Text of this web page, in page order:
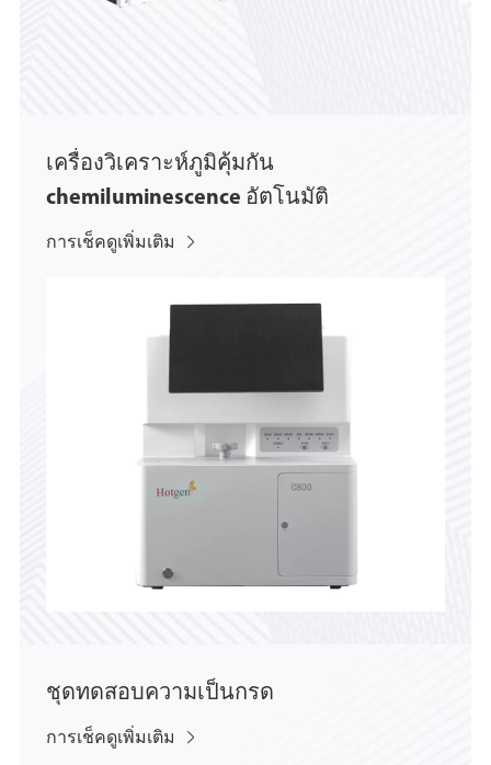
เครื่องวิเคราะห์ภูมิคุ้มกัน
chemiluminescence อัตโนมัติ
การเช็คดูเพิ่มเติม 
ชุดทดสอบความเป็นกรด
การเช็คดูเพิ่มเติม 